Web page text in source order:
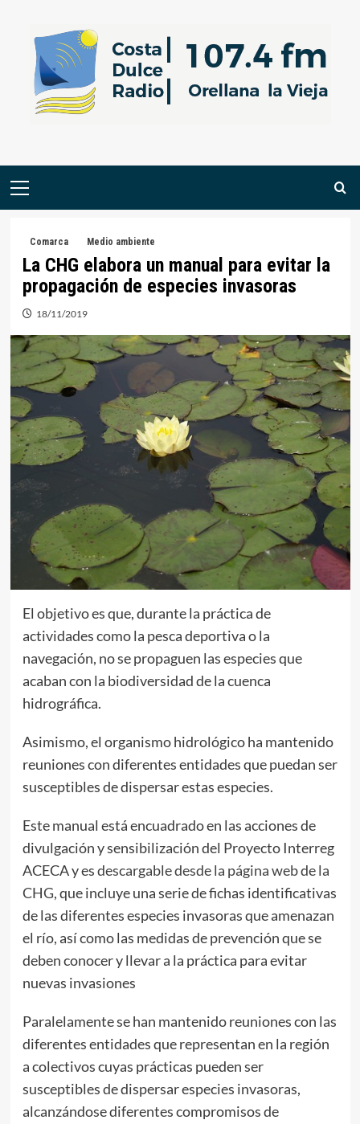
contenido
Menú
Comarca Medio ambiente
La CHG elabora un manual para evitar la
propagación de especies invasoras
18/11/2019
El objetivo es que, durante la práctica de
actividades como la pesca deportiva o la
navegación, no se propaguen las especies que
acaban con la biodiversidad de la cuenca
hidrográfica.
Asimismo, el organismo hidrológico ha mantenido
reuniones con diferentes entidades que puedan ser
susceptibles de dispersar estas especies.
Este manual está encuadrado en las acciones de
divulgación y sensibilización del Proyecto Interreg
ACECA y esdescargable desde la página web de la
CHG, que incluye una serie de fichas identificativas
de las diferentes especies invasoras que amenazan
el río, así como las medidas de prevención que se
deben conocer y llevar a la práctica para evitar
nuevas invasiones
Paralelamente se han mantenido reuniones con las
diferentes entidades que representan en la región
a colectivos cuyas prácticas pueden ser
susceptibles de dispersar especies invasoras,
alcanzándose diferentes compromisos de